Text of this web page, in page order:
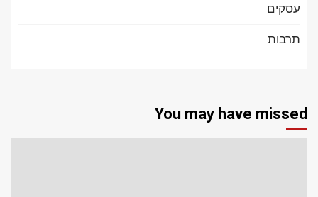
עסקים
תרבות
You may have missed